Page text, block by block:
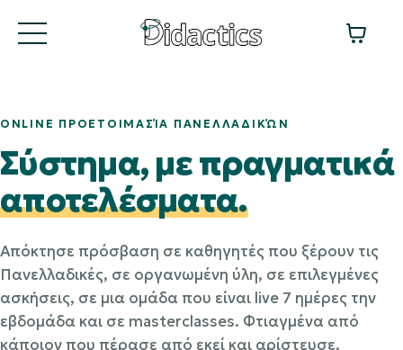
ONLINE ΠΡΟΕΤΟΙΜΑΣΊΑ ΠΑΝΕΛΛΑΔΙΚΏΝ
Σύστημα, με πραγματικά
αποτελέσματα.
Απόκτησε πρόσβαση σε καθηγητές που ξέρουν τις
Πανελλαδικές, σε οργανωμένη ύλη, σε επιλεγμένες
ασκήσεις, σε μια ομάδα που είναι live 7 ημέρες την
εβδομάδα και σε masterclasses. Φτιαγμένα από
κάποιον που πέρασε από εκεί και αρίστευσε.